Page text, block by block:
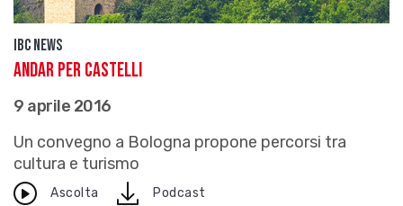
IBC news
Andar per castelli
9 aprile 2016
Un convegno a Bologna propone percorsi tra
cultura e turismo
Ascolta downloadPodcast